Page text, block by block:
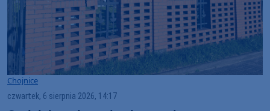
Chojnice
czwartek, 6 sierpnia 2026, 14:17